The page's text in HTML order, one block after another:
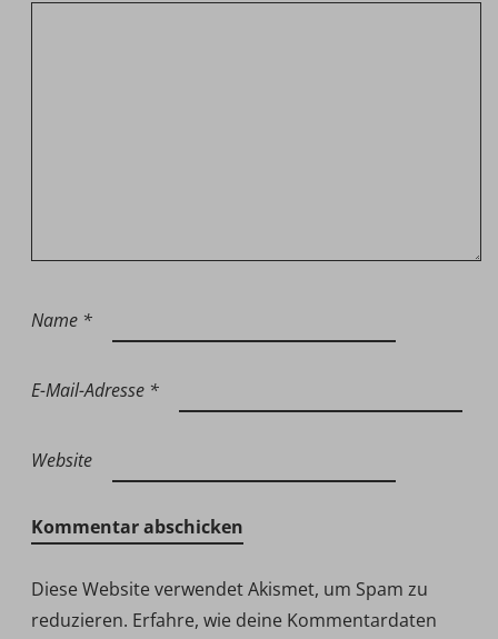
Name *
E-Mail-Adresse *
Website
Diese Website verwendet Akismet, um Spam zu
reduzieren. Erfahre, wie deine Kommentardaten